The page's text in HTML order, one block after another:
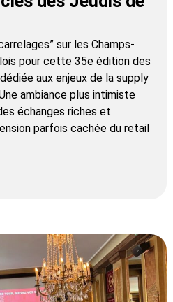
sur les Champs-
pour cette 35e édition des
aux enjeux de la supply
ambiance plus intimiste
échanges riches et
parfois cachée du retail